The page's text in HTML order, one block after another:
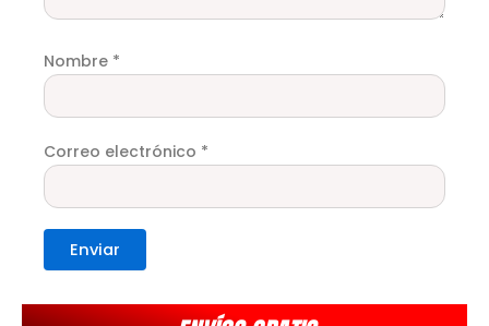
Nombre *
Correo electrónico *